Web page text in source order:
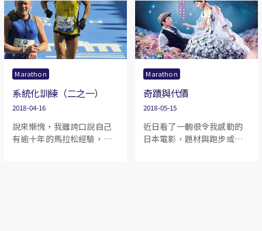
路城馬拉松。以下，就是我
們這次既折騰又充滿驚喜的
旅程！
享一下。內容中不會有整條
賽事路線由頭到尾的分析，
亦不會有每個CP的自拍照。
筆者希望藉著自己親身在比
賽途中錄製的花絮跟讀者們
分享賽事中的點滴和經歷，
讓賽事的氣氛向大家呈現出
來，一起感受高山這個純樸
地方的特色、大自然環境的
個陌生人打氣的人情味。
Marathon
系統化訓練（二之一）
2018-04-16
說來慚愧，我雖誇口說自己
有逾十年的馬拉松經驗，但
Marathon
奇蹟與代價
2018-05-15
近日看了一齣很令我感動的
日本電影，題材與跑步或體